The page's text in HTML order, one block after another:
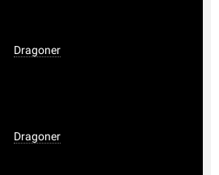
Dragoner
Dragoner